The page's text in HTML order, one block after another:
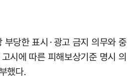
부당한 표시·광고 금지 의무와 중
시에 따른 피해보상기준 명시 의
했다.